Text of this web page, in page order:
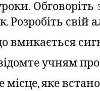
Розробіть свій
вмикається
учням
яке